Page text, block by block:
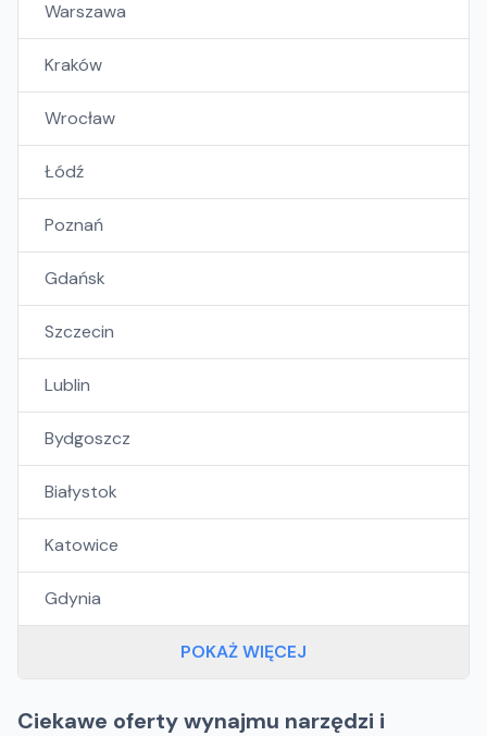
Warszawa
Kraków
Wrocław
Łódź
Poznań
Gdańsk
Szczecin
Lublin
Bydgoszcz
Białystok
Katowice
Gdynia
POKAŻ WIĘCEJ
Ciekawe oferty wynajmu narzędzi i